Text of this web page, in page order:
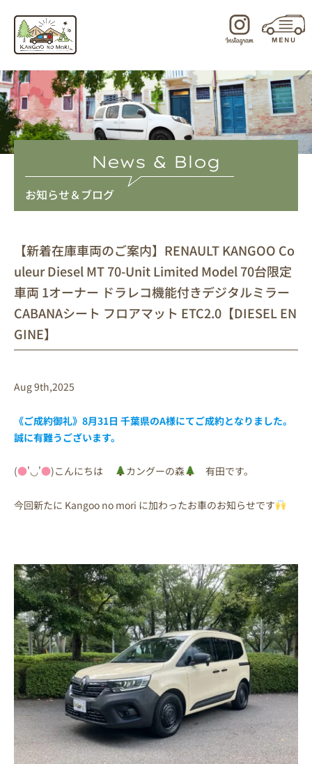
キ
ッ
プ
News & Blog
お知らせ＆ブログ
【新着在庫車両のご案内】RENAULT KANGOO Co
uleur Diesel MT 70-Unit Limited Model 70台限定
車両 1オーナー ドラレコ機能付きデジタルミラー
CABANAシート フロアマット ETC2.0【DIESEL EN
GINE】
Aug 9th,2025
《ご成約御礼》8月31日 千葉県のA様にてご成約となりました。
誠に有難うございます。
(●'◡'●)こんにちは カングーの森 有田です。
今回新たに Kangoo no mori に加わったお車のお知らせです